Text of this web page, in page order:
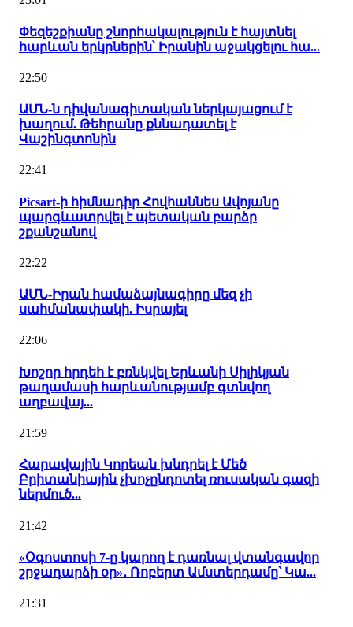
Փեզեշքիանը շնորհակալություն է հայտնել
հարևան երկրներին՝ Իրանին աջակցելու հա...
22:50
ԱՄՆ-ն դիվանագիտական ներկայացում է
խաղում. Թեհրանը քննադատել է
Վաշինգտոնին
22:41
Picsart-ի հիմնադիր Հովհաննես Ավոյանը
պարգևատրվել է պետական բարձր
շքանշանով
22:22
ԱՄՆ-Իրան համաձայնագիրը մեզ չի
սահմանափակի. Իսրայել
22:06
Խոշոր հրդեհ է բռնկվել Երևանի Սիլիկյան
թաղամասի հարևանությամբ գտնվող
աղբավայ...
21:59
Հարավային Կորեան խնդրել է Մեծ
Բրիտանիային չխոչընդոտել ռուսական գազի
ներմուծ...
21:42
«Օգոստոսի 7-ը կարող է դառնալ վտանգավոր
շրջադարձի օր»․ Ռոբերտ Ամստերդամը՝ Կա...
21:31